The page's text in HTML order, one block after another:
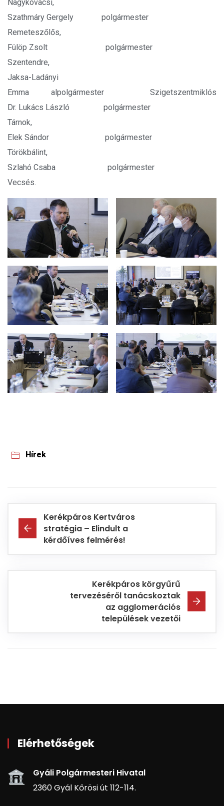
Nagykovácsi,
Szathmáry Gergely polgármester
Remeteszőlős,
Fülöp Zsolt polgármester
Szentendre,
Jaksa-Ladányi
Emma alpolgármester Szigetszentmiklós,
Dr. Lukács László polgármester
Tárnok,
Elek Sándor polgármester
Törökbálint,
Szlahó Csaba polgármester
Vecsés.
Hírek
Kerékpáros Kertváros
stratégia – Elindult a
kérdőíves felmérés!
Kerékpáros körgyűrű
tervezéséről tanácskoztak
az agglomerációs
települések vezetői
Elérhetőségek
Gyáli Polgármesteri Hivatal
2360 Gyál Kőrösi út 112-114.